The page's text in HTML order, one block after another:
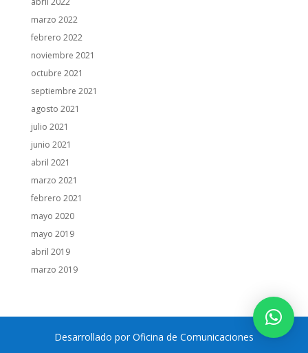
marzo 2022
febrero 2022
noviembre 2021
octubre 2021
septiembre 2021
agosto 2021
julio 2021
junio 2021
abril 2021
marzo 2021
febrero 2021
mayo 2020
mayo 2019
abril 2019
marzo 2019
Desarrollado por Oficina de Comunicaciones